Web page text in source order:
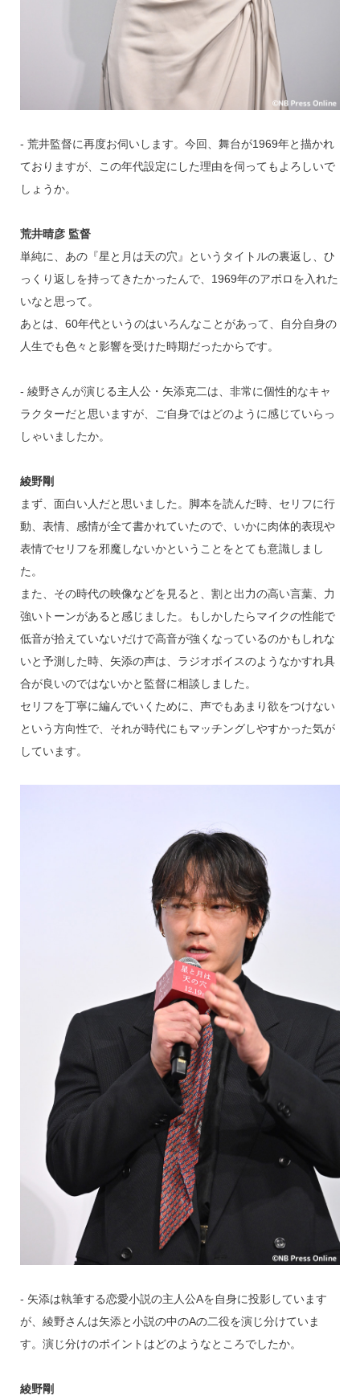
‐ 荒井監督に再度お伺いします。今回、舞台が1969年と描かれ
ておりますが、この年代設定にした理由を伺ってもよろしいで
しょうか。
荒井晴彦 監督
単純に、あの『星と月は天の穴』というタイトルの裏返し、ひ
っくり返しを持ってきたかったんで、1969年のアポロを入れた
いなと思って。
あとは、60年代というのはいろんなことがあって、自分自身の
人生でも色々と影響を受けた時期だったからです。
‐ 綾野さんが演じる主人公・矢添克二は、非常に個性的なキャ
ラクターだと思いますが、ご自身ではどのように感じていらっ
しゃいましたか。
綾野剛
まず、面白い人だと思いました。脚本を読んだ時、セリフに行
動、表情、感情が全て書かれていたので、いかに肉体的表現や
表情でセリフを邪魔しないかということをとても意識しまし
た。
また、その時代の映像などを見ると、割と出力の高い言葉、力
強いトーンがあると感じました。もしかしたらマイクの性能で
低音が拾えていないだけで高音が強くなっているのかもしれな
いと予測した時、矢添の声は、ラジオボイスのようなかすれ具
合が良いのではないかと監督に相談しました。
セリフを丁寧に編んでいくために、声でもあまり欲をつけない
という方向性で、それが時代にもマッチングしやすかった気が
しています。
‐ 矢添は執筆する恋愛小説の主人公Aを自身に投影しています
が、綾野さんは矢添と小説の中のAの二役を演じ分けていま
す。演じ分けのポイントはどのようなところでしたか。
綾野剛